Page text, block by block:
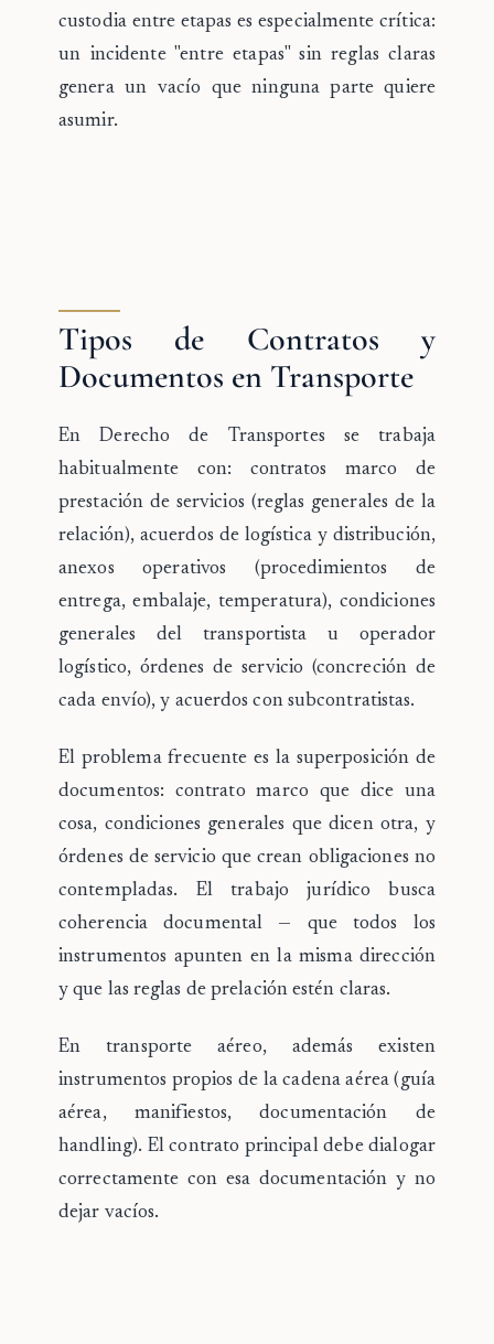
custodia entre etapas es especialmente crítica:
un incidente "entre etapas" sin reglas claras
genera un vacío que ninguna parte quiere
asumir.
Tipos de Contratos y
Documentos en Transporte
En Derecho de Transportes se trabaja
habitualmente con: contratos marco de
prestación de servicios (reglas generales de la
relación), acuerdos de logística y distribución,
anexos operativos (procedimientos de
entrega, embalaje, temperatura), condiciones
generales del transportista u operador
logístico, órdenes de servicio (concreción de
cada envío), y acuerdos con subcontratistas.
El problema frecuente es la superposición de
documentos: contrato marco que dice una
cosa, condiciones generales que dicen otra, y
órdenes de servicio que crean obligaciones no
contempladas. El trabajo jurídico busca
coherencia documental — que todos los
instrumentos apunten en la misma dirección
y que las reglas de prelación estén claras.
Entransporte aéreo, además existen
instrumentos propios de la cadena aérea (guía
aérea, manifiestos, documentación de
handling). El contrato principal debe dialogar
correctamente con esa documentación y no
dejar vacíos.